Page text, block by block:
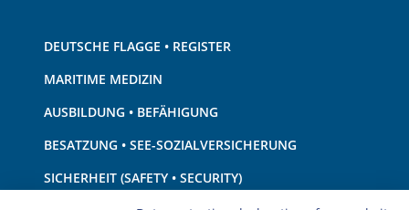
DEUTSCHE FLAGGE • REGISTER
MARITIME MEDIZIN
AUSBILDUNG • BEFÄHIGUNG
BESATZUNG • SEE-SOZIALVERSICHERUNG
SICHERHEIT (SAFETY • SECURITY)